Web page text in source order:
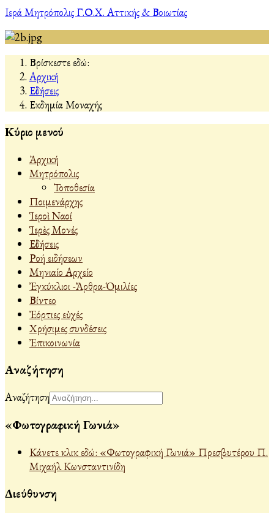
Ιερά Μητρόπολις Γ.Ο.Χ. Αττικής & Βοιωτίας
Βρίσκεστε εδώ:
Αρχική
Εἰδήσεις
Εκδημία Μοναχής
Κύριο μενού
Ἀρχική
Μητρόπολις
Τοποθεσία
Ποιμενάρχης
Ἱεροὶ Ναοί
Ἱερὲς Μονές
Εἰδήσεις
Ροή ειδήσεων
Μηνιαίο Αρχείο
Ἐγκύκλιοι -Ἄρθρα-Ὁμιλίες
Βίντεο
Ἐόρτιες εὐχές
Χρήσιμες συνδέσεις
Ἐπικοινωνία
Αναζήτηση
Αναζήτηση
«Φωτογραφική Γωνιά»
Κάνετε κλικ εδώ: «Φωτογραφική Γωνιά» Πρεσβυτέρου Π.
Μιχαήλ Κωνσταντινίδη
Διεύθυνση